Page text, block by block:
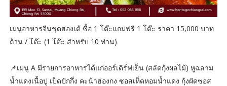
เมนูอาหารจีนชุดฮ่องเต้ ซื้อ 1 โต๊ะแถมฟรี 1 โต๊ะ ราคา 15,000 บาท
ถ้วน / โต๊ะ (1 โต๊ะ สําหรับ 10 ท่าน)
📌เมนู A มีรายการอาหารได้แก่ออร์เดิร์ฟเย็น (สลัดกุ้งผลไม้) หูฉลาม
น้ำแดงเนื้อปู เป็ดปักกึ่ง คะน้าฮ่องกง ซอสเห็ดหอมนํ้าแดง กุ้งผัดซอส